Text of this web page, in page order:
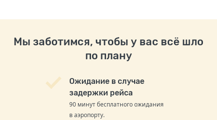
Мы заботимся, чтобы у вас всё шло
по плану
Ожидание в случае
задержки рейса
90 минут бесплатного ожидания
в аэропорту.